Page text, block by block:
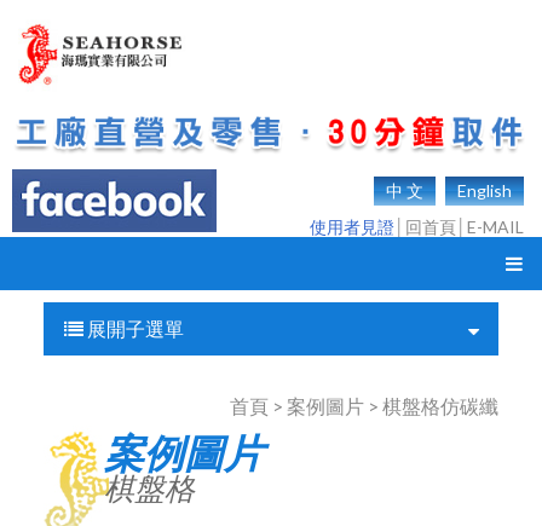
中 文
English
使用者見證 回首頁 E-MAIL
展開子選單
首頁 > 案例圖片 > 棋盤格仿碳纖
案例圖片
棋盤格